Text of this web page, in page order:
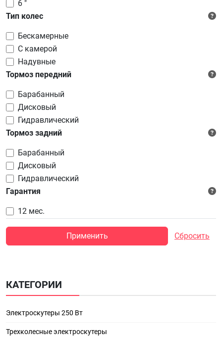
6 "
Тип колес
Бескамерные
C камерой
Надувные
Тормоз передний
Барабанный
Дисковый
Гидравлический
Тормоз задний
Барабанный
Дисковый
Гидравлический
Гарантия
12 мес.
Применить Сбросить
КАТЕГОРИИ
Электроскутеры 250 Вт
Трехколесные электроскутеры